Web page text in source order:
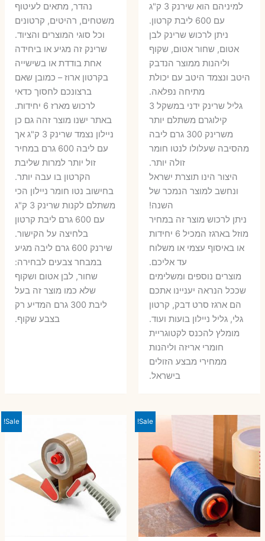
היה:
35 ₪.
הוא:למיניהם הוא שירנק 3 ק"ג
עם 600 ליבת קרטון.
ניתן לרכוש שרינק לבן
אטום, שחור אטום, שקוף
וליהנות ממוצר הנדבק
היטב ונצמד היטב עם יכולת
מתיחה נפלאה.
גליל שרינק ידני במשקל 3
קילוגרם משתלם יותר
משרינק 300 גרם ליבה
מהסיבה שעלולו לנטו חומר
זולה יותר.
היצור הינו תוצרת ישראל
ונחשב למוצר הנמכר של
השנה!
ניתן לרכוש מוצר זה במחיר
מוזל בארגז המכיל 6 יחידות
או באיסוף עצמי או משלוח
עד אליכם.
מוצרים נוספים ומשלימים
שככל הנראה יעניינו אתכם
הם ארגז סרט דבק, קרטון
גלי, גליל ניילון בועות ועוד.
מומלץ להכנס לקטוגריית
חומרי אריזה וליהנות
ממחירי מבצע הזולים
בישראל.
היה:
55 ₪.
₪.
נהדר, מתאים לעיטוף
משטחים, רהיטים, קרטונים
וכל סוגי המוצרים והציוד.
שרינק זה מגיע או ביחידה
אחת בודדת או בשישייה
בקרטון ארוז – כמובן שאם
ברצונכם לחסוך כדאי
לרכוש מארז 6 יחידות.
באתר ישנו מוצר זהה גם כן
ניילון נצמד שרינק 3 ק"ג אך
עם ליבה 600 גרם במחיר
זול יותר למרות שליבת
הקרטון בו עבה יותר.
בחישוב נטו חומר ניילון הכי
משתלם לקנות שרינק 3 ק"ג
עם 600 גרם ליבת קרטון
בלחיצה על הקישור.
שירנק 600 גרם ליבה מגיע
במבחר צבעים לבחירה:
שחור, לבן אטום ושקוף
שלא כמו מוצר זה בעל
ליבת 300 גרם המדיע רק
בצבע שקוף.
Sale!
Sale!